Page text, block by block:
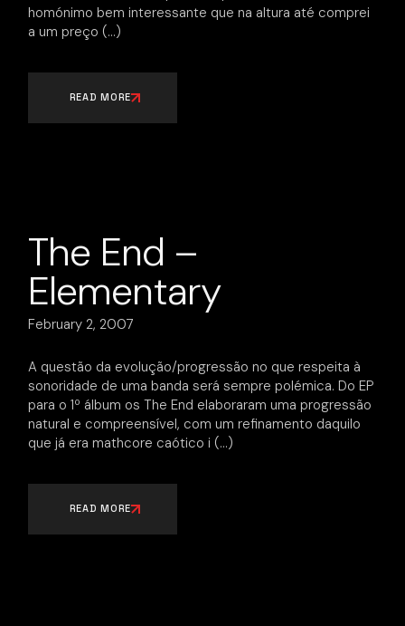
homónimo bem interessante que na altura até comprei
a um preço
READ MORE
The End –
Elementary
February 2, 2007
A questão da evolução/progressão no que respeita à
sonoridade de uma banda será sempre polémica. Do EP
para o 1º álbum os The End elaboraram uma progressão
natural e compreensível, com um refinamento daquilo
que já era mathcore caótico i
READ MORE